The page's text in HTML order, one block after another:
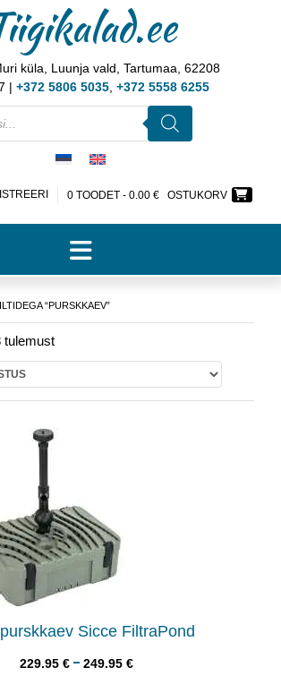
küla, Luunja vald, Tartumaa, 62208
| +372 5806 5035, +372 5558 6255
0 TOODET - 0.00 € OSTUKORV
“PURSKKAEV”
tulemust
Sicce FiltraPond
229.95€ – 249.95€